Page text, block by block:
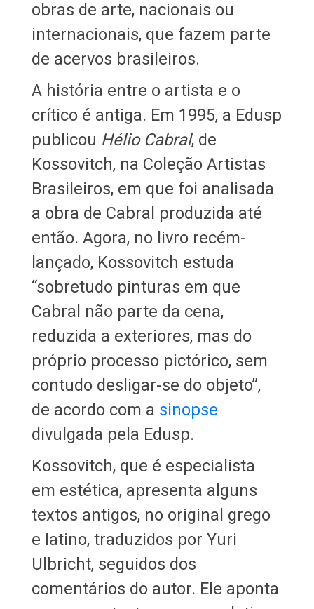
obras de arte, nacionais ou
internacionais, que fazem parte
de acervos brasileiros.
A história entre o artista e o
crítico é antiga. Em 1995, a Edusp
publicou Hélio Cabral, de
Kossovitch, na Coleção Artistas
Brasileiros, em que foi analisada
a obra de Cabral produzida até
então. Agora, no livro recém-
lançado, Kossovitch estuda
“sobretudo pinturas em que
Cabral não parte da cena,
reduzida a exteriores, mas do
próprio processo pictórico, sem
contudo desligar-se do objeto”,
de acordo com a sinopse
divulgada pela Edusp.
Kossovitch, que é especialista
em estética, apresenta alguns
textos antigos, no original grego
e latino, traduzidos por Yuri
Ulbricht, seguidos dos
comentários do autor. Ele aponta